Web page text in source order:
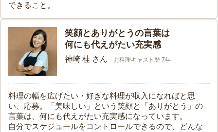
できること。
笑顔とありがとうの言葉は
何にも代えがたい充実感
神崎 桂 さん お料理キャスト歴 7年
料理の幅を広げたい・好きな料理が収入になればと思
い、応募。「美味しい」という笑顔と「ありがとう」の
言葉は、何にも代えがたい充実感になっています。
自分でスケジュールをコントロールできるので、どんな